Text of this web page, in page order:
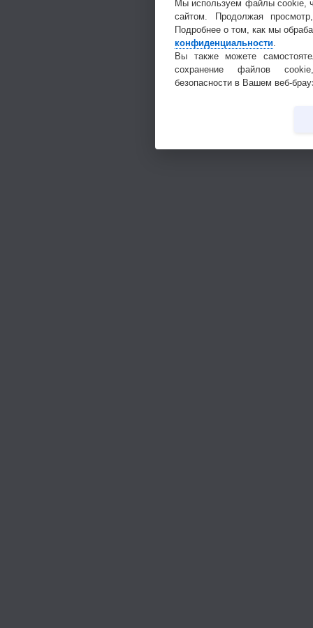
Мы используем файлы cookie,
сайтом. Продолжая
Подробнее о том, как мы
конфиденциальности
Вы также можете
сохранение файлов
безопасности в Вашем веб-